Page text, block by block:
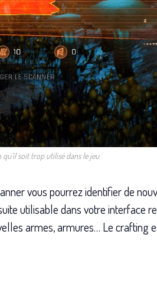
soit trop utilisé dans le jeu
vous pourrez identifier de
utilisable dans votre interface
armes, armures… Le crafting